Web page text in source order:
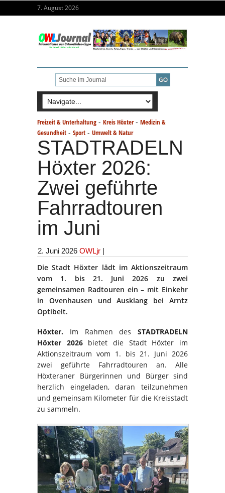
7. August 2026
Freizeit & Unterhaltung - Kreis Höxter- Medizin &
Gesundheit - Sport - Umwelt & Natur
STADTRADELN
Höxter 2026:
Zwei geführte
Fahrradtouren
im Juni
2. Juni 2026 OWLjr |
Die Stadt Höxter lädt im Aktionszeitraum
vom 1. bis 21. Juni 2026 zu zwei
gemeinsamen Radtouren ein – mit Einkehr
in Ovenhausen und Ausklang bei Arntz
Optibelt.
Höxter. Im Rahmen des STADTRADELN
Höxter 2026bietet die Stadt Höxter im
Aktionszeitraum vom 1. bis 21. Juni 2026
zwei geführte Fahrradtouren an. Alle
Höxteraner Bürgerinnen und Bürger sind
herzlich eingeladen, daran teilzunehmen
und gemeinsam Kilometer für die Kreisstadt
zu sammeln.